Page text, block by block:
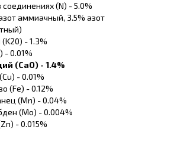
соединениях (N) - 5.0%
аммиачный, 3.5% азот
- 1.3%
- 0.01%
(СаO) - 1.4%
- 0.01%
(Fe) - 0.12%
(Mn) - 0.04%
(Mо) - 0.004%
- 0.015%